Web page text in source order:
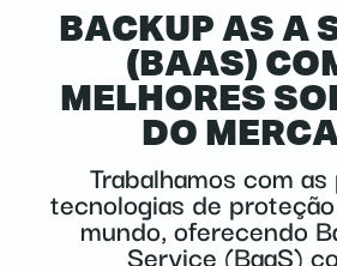
BACKUP AS A
(BAAS)
MELHORES
DO
Trabalhamos com
tecnologias de
mundo, oferecendo
Service (BaaS)